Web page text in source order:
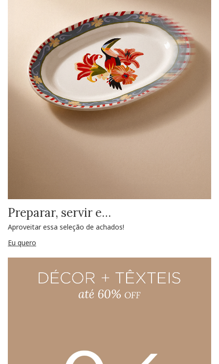
Preparar, servir e…
Aproveitar essa seleção de achados!
Eu quero